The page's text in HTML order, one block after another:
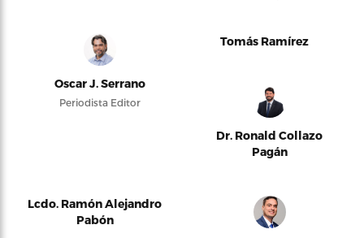
Oscar J. Serrano
Periodista Editor
Tomás Ramírez
Dr. Ronald Collazo
Pagán
Lcdo. Ramón Alejandro
Pabón